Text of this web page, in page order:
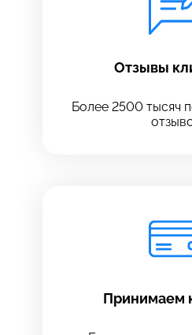
Отзывы
Более 2500 тысяч
Принимаем